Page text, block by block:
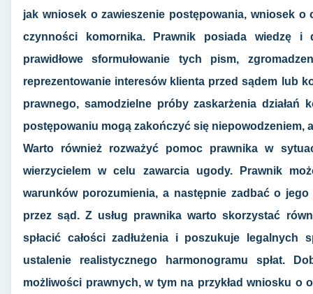
jak wniosek o zawieszenie postępowania, wniosek
czynności komornika. Prawnik posiada wiedzę i
prawidłowe sformułowanie tych pism,
reprezentowanie interesów klienta przed sądem lub
prawnego, samodzielne próby zaskarżenia
postępowaniu mogą zakończyć się niepowodzeniem,
Warto również rozważyć pomoc prawnika w
wierzycielem w celu zawarcia ugody. Prawnik
warunków porozumienia, a następnie zadbać o jego
przez sąd. Z usług prawnika warto skorzystać
spłacić całości zadłużenia i poszukuje legalnych
ustalenie realistycznego harmonogramu spłat.
możliwości prawnych, w tym na przykład wniosku o